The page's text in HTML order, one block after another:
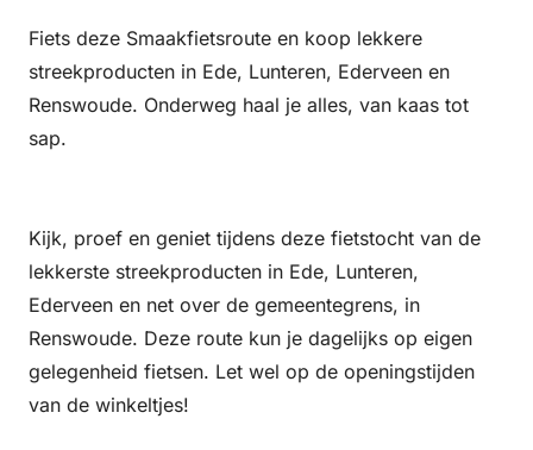
Fiets deze Smaakfietsroute en koop lekkere
streekproducten in Ede, Lunteren, Ederveen en
Renswoude. Onderweg haal je alles, van kaas tot
sap.
Kijk, proef en geniet tijdens deze fietstocht van de
lekkerste streekproducten in Ede, Lunteren,
Ederveen en net over de gemeentegrens, in
Renswoude. Deze route kun je dagelijks op eigen
gelegenheid fietsen. Let wel op de openingstijden
van de winkeltjes!